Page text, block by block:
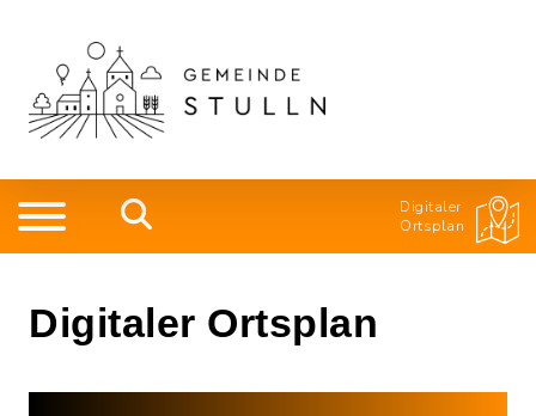
Digitaler
Ortsplan
Digitaler Ortsplan